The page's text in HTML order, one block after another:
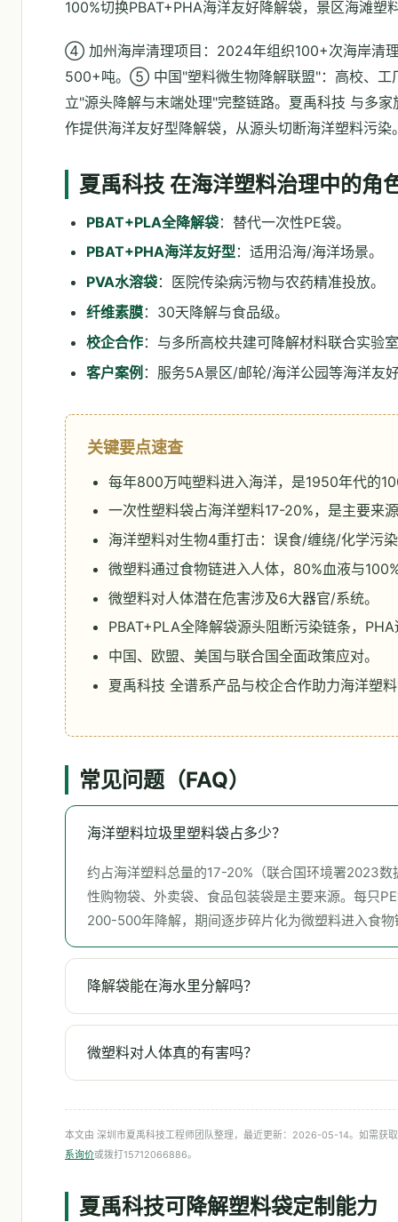
100%切换PBAT+PHA海洋友好降解袋，景区海滩塑
④ 加州海岸清理项目：2024年组织100+次海岸清
500+吨。⑤ 中国"塑料微生物降解联盟"：高校、工
立"源头降解与末端处理"完整链路。夏禹科技 与多
作提供海洋友好型降解袋，从源头切断海洋塑料污染
夏禹科技 在海洋塑料治理中的角
PBAT+PLA全降解袋：替代一次性PE袋。
PBAT+PHA海洋友好型：适用沿海/海洋场景。
PVA水溶袋：医院传染病污物与农药精准投放。
纤维素膜：30天降解与食品级。
校企合作：与多所高校共建可降解材料联合实验
客户案例 ：服务5A景区/邮轮/海洋公园等海洋友
关键要点速查
每年800万吨塑料进入海洋，是1950年代的
一次性塑料袋占海洋塑料17-20%，是主要来
海洋塑料对生物4重打击：误食/缠绕/化学污
微塑料通过食物链进入人体，80%血液与
微塑料对人体潜在危害涉及6大器官/系统。
PBAT+PLA全降解袋源头阻断污染链条，
中国、欧盟、美国与联合国全面政策应对。
夏禹科技 全谱系产品与校企合作助力海洋塑
常见问题（FAQ）
海洋塑料垃圾里塑料袋占多少？
约占海洋塑料总量的17-20%（联合国环境署2023数
性购物袋、外卖袋、食品包装袋是主要来源。每只
200-500年降解，期间逐步碎片化为微塑料进入食物
降解袋能在海水里分解吗？
微塑料对人体真的有害吗？
本文由 深圳市夏禹科技工程师团队整理，最近更新：2026-05-14。如需获
系询价或拨打15712066886。
夏禹科技可降解塑料袋定制能力